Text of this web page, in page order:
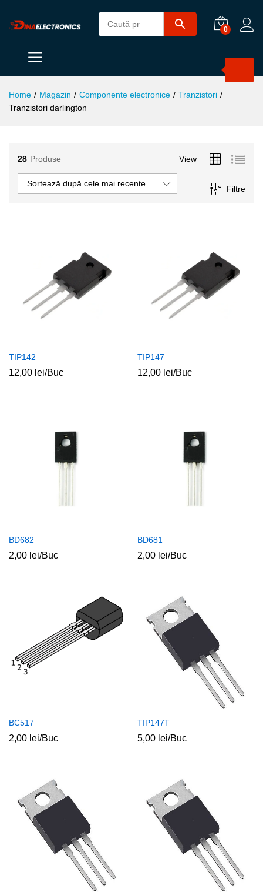
0
Home / Magazin / Componente electronice / Tranzistori /
Tranzistori darlington
28 Produse View
Filtre
Sortează după cele mai recente
TIP142
12,00 lei/Buc
TIP147
12,00 lei/Buc
BD682
2,00 lei/Buc
BD681
2,00 lei/Buc
BC517
2,00 lei/Buc
TIP147T
5,00 lei/Buc